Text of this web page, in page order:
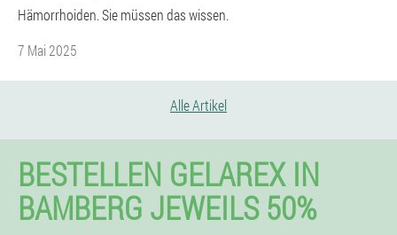
Hämorrhoiden. Sie müssen das wissen.
7 Mai 2025
Alle Artikel
BESTELLEN GELAREX IN
BAMBERG JEWEILS 50%